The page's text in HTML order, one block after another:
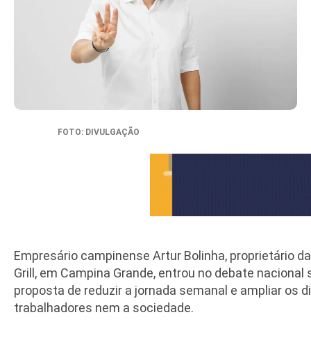
FOTO: DIVULGAÇÃO
Empresário campinense Artur Bolinha, proprietário
Grill, em Campina Grande, entrou no debate
proposta de reduzir a jornada semanal e ampliar os
trabalhadores nem a sociedade.